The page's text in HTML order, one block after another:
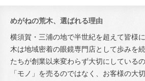
めがねの荒木、選ばれる理由
横須賀・三浦の地で半世紀を超えて皆様
木は地域密着の眼鏡専門店として歩みを
たちが創業以来変わらず大切にしている
「モノ」を売るのではなく、お客様の大